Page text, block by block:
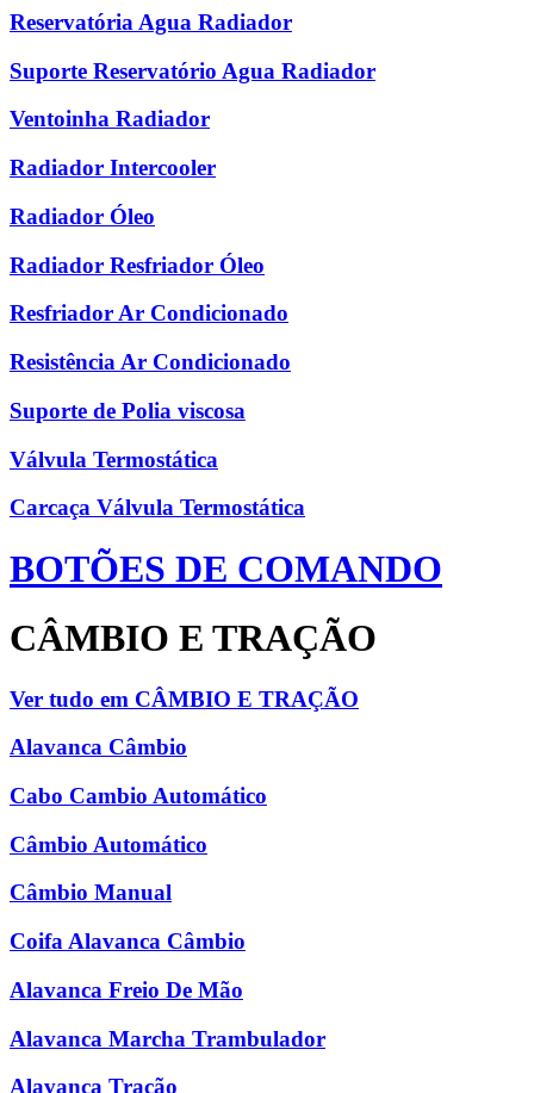
Reservatória Agua Radiador
Suporte Reservatório Agua Radiador
Ventoinha Radiador
Radiador Intercooler
Radiador Óleo
Radiador Resfriador Óleo
Resfriador Ar Condicionado
Resistência Ar Condicionado
Suporte de Polia viscosa
Válvula Termostática
Carcaça Válvula Termostática
BOTÕES DE COMANDO
CÂMBIO E TRAÇÃO
Ver tudo em CÂMBIO E TRAÇÃO
Alavanca Câmbio
Cabo Cambio Automático
Câmbio Automático
Câmbio Manual
Coifa Alavanca Câmbio
Alavanca Freio De Mão
Alavanca Marcha Trambulador
Alavanca Tração